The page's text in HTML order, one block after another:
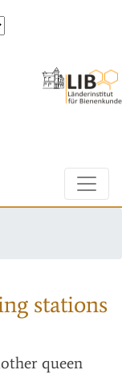
stations
queen